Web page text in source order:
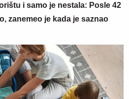
i samo je nestala: Posle 42
zanemeo je kada je saznao